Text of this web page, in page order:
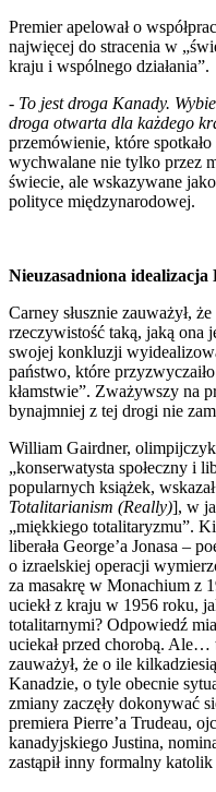
Premier apelował o
najwięcej do stracenia w
kraju i wspólnego działania”.
- To jest droga Kanady.
droga otwarta dla każdego
przemówienie, które
wychwalane nie tylko przez
świecie, ale wskazywane
polityce międzynarodowej.
Nieuzasadniona idealizacja
Carney słusznie zauważył,
rzeczywistość taką, jaką ona
swojej konkluzji
państwo, które
kłamstwie”. Zważywszy na
bynajmniej z tej drogi nie
William Gairdner,
„konserwatysta społeczny i
popularnych książek,
Totalitarianism (Really)], w
„miękkiego totalitaryzmu”.
liberała George’a Jonasa –
o izraelskiej operacji
za masakrę w Monachium z
uciekł z kraju w 1956 roku,
totalitarnymi? Odpowiedź
uciekał przed chorobą. Ale…
zauważył, że o ile
Kanadzie, o tyle obecnie
zmiany zaczęły dokonywać
premiera Pierre’a Trudeau,
kanadyjskiego Justina,
zastąpił inny formalny